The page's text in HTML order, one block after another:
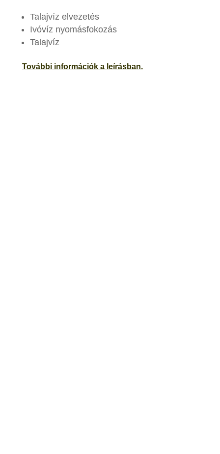
Talajvíz elvezetés
Ivóvíz nyomásfokozás
Talajvíz
További információk aleírásban.